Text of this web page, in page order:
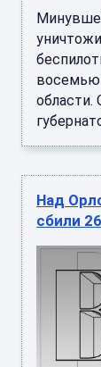
восемью
области.
Над
сбили